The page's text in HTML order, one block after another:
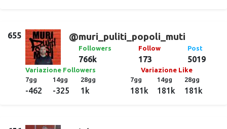
655 @muri_puliti_popoli_muti
Followers
766k
Follow
173
Post
5019
Variazione Followers
7gg
-462
14gg
-325
28gg
1k
Variazione Like
7gg
181k
14gg
181k
28gg
181k